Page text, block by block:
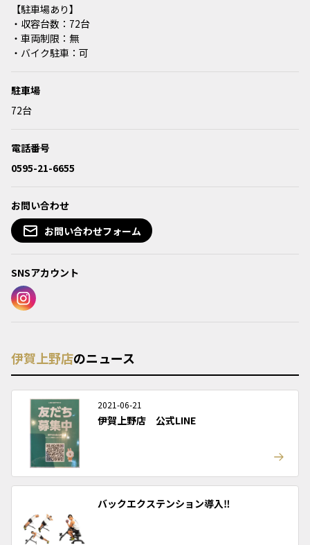
【駐車場あり】
・収容台数：72台
・車両制限：無
・バイク駐車：可
駐車場
72台
電話番号
0595-21-6655
お問い合わせ
お問い合わせフォーム
SNSアカウント
伊賀上野店のニュース
2021-06-21
伊賀上野店 公式LINE
バックエクステンション導入‼︎